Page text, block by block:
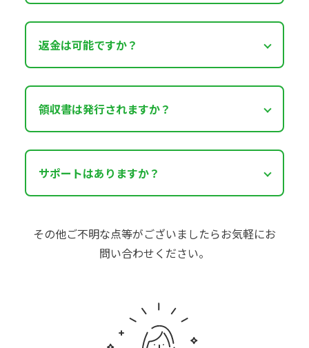
返金は可能ですか？
領収書は発行されますか？
サポートはありますか？
その他ご不明な点等がございましたらお気軽にお
問い合わせください。